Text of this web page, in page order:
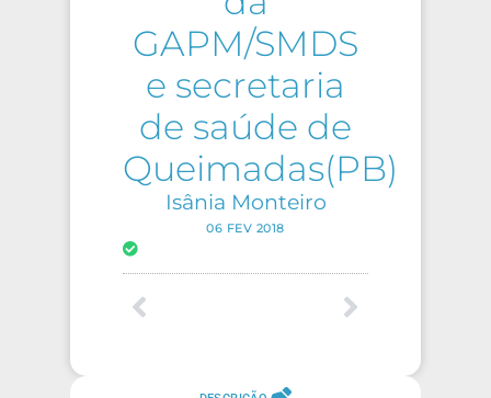
GAPM/SMDS
e secretaria
de saúde de
Queimadas(PB)
Isânia Monteiro
06 FEV 2018